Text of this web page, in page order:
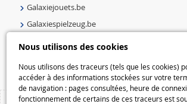
Nous utilisons des cookies
Nous utilisons des traceurs (tels que les cookies)
accéder à des informations stockées sur votre
de navigation : pages consultées, heure de
fonctionnement de certains de ces traceurs est
Galaxiejouets.be
Galaxiespielzeug.be